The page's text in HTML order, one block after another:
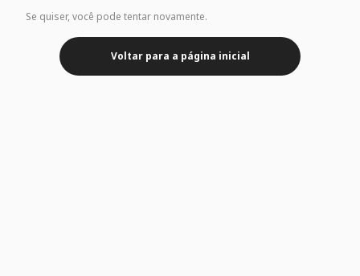
Se quiser, você pode tentar novamente.
Voltar para a página inicial